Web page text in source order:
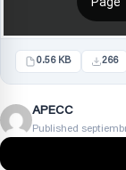
0.56 KB 266
APECC
Published